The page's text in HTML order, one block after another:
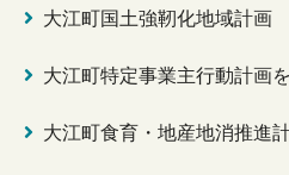
大江町国土強靭化地域計画
大江町特定事業主行動計画
大江町食育・地産地消推進